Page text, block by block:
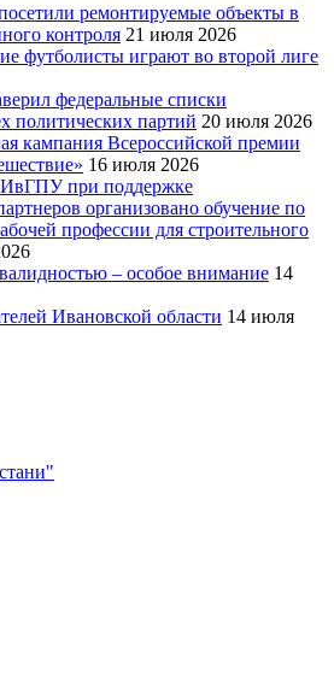
ремонтируемые объекты в
контроля 21 июля 2026
футболисты играют во второй лиге
федеральные списки
политических партий 20 июля 2026
кампания Всероссийской премии
16 июля 2026
ИвГПУ при поддержке
организовано обучение по
профессии для строительного
– особое внимание 14
Ивановской области 14 июля